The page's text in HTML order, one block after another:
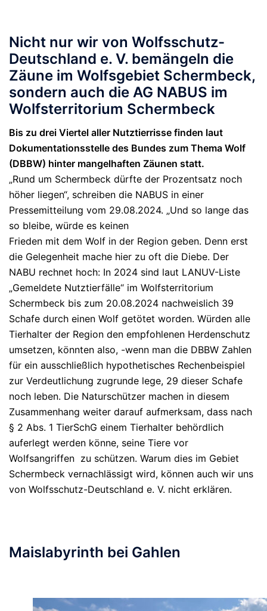
Nicht nur wir von Wolfsschutz-
Deutschland e. V. bemängeln die
Zäune im Wolfsgebiet Schermbeck,
sondern auch die AG NABUS im
Wolfsterritorium Schermbeck
Bis zu drei Viertel aller Nutztierrisse finden laut
Dokumentationsstelle des Bundes zum Thema Wolf
(DBBW) hinter mangelhaften Zäunen statt.
„Rund um Schermbeck dürfte der Prozentsatz noch
höher liegen“, schreiben die NABUS in einer
Pressemitteilung vom 29.08.2024. „Und so lange das
so bleibe, würde es keinen
Frieden mit dem Wolf in der Region geben. Denn erst
die Gelegenheit mache hier zu oft die Diebe. Der
NABU rechnet hoch: In 2024 sind laut LANUV-Liste
„Gemeldete Nutztierfälle“ im Wolfsterritorium
Schermbeck bis zum 20.08.2024 nachweislich 39
Schafe durch einen Wolf getötet worden. Würden alle
Tierhalter der Region den empfohlenen Herdenschutz
umsetzen, könnten also, -wenn man die DBBW Zahlen
für ein ausschließlich hypothetisches Rechenbeispiel
zur Verdeutlichung zugrunde lege, 29 dieser Schafe
noch leben. Die Naturschützer machen in diesem
Zusammenhang weiter darauf aufmerksam, dass nach
§ 2 Abs. 1 TierSchG einem Tierhalter behördlich
auferlegt werden könne, seine Tiere vor
Wolfsangriffen zu schützen. Warum dies im Gebiet
Schermbeck vernachlässigt wird, können auch wir uns
von Wolfsschutz-Deutschland e. V. nicht erklären.
Maislabyrinth bei Gahlen